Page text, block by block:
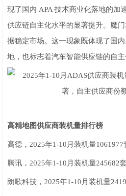
现了国内 APA 技术商业化落地的加
供应链自主化水平的显著提升。魔
据稳定市场。这一现象既体现了国
地，也标志着汽车智能供应链的自主
高精地图供应商装机量排行榜
高德，2025年1-10月装机量1061977
腾讯，2025年1-10月装机量245682
朗歌科技，2025年1-10月装机量